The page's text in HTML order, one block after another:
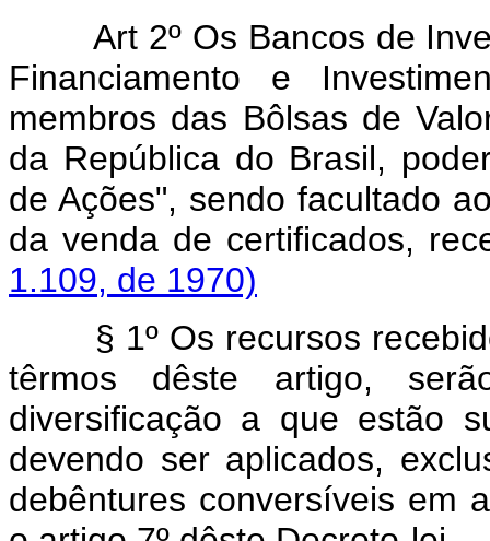
Art 2º Os Bancos de
Financiamento e
membros das Bôlsas de
da República do Brasil,
de Ações", sendo facultado
da venda de certificados,
1.109, de 1970)
§ 1º Os recursos
têrmos dêste artigo,
diversificação a que estão
devendo ser aplicados,
debêntures conversíveis em